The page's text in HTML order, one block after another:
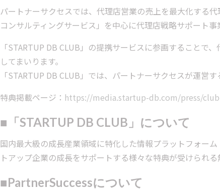
パートナーサクセスでは、代理店営業の売上を最大化する
コンサルティングサービス」を中心に代理店戦略サポート事
「STARTUP DB CLUB」の提携サービスに参画することで
してまいります。
「STARTUP DB CLUB」では、パートナーサクセスが運営
特典掲載ページ： https://media.startup-db.com/press/
■ 「STARTUP DB CLUB」について
国内最大級の成長産業領域に特化した情報プラットフォー
トアップ企業の成長をサポートする様々な特典が受けられる
■PartnerSuccessについて